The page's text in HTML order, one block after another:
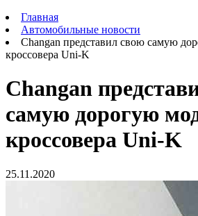
Главная
Автомобильные новости
Changan представил свою самую
кроссовера Uni-K
Changan
самую дорогую
кроссовера Uni-K
25.11.2020